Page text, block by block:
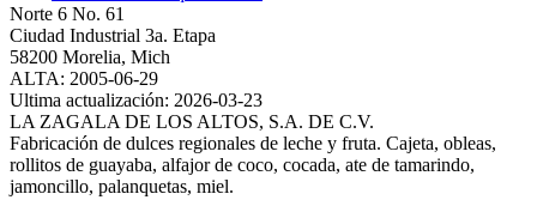
Norte 6 No. 61
Ciudad Industrial 3a. Etapa
58200 Morelia, Mich
ALTA: 2005-06-29
Ultima actualización: 2026-03-23
LA ZAGALA DE LOS ALTOS, S.A. DE C.V.
Fabricación de dulces regionales de leche y fruta. Cajeta, obleas,
rollitos de guayaba, alfajor de coco, cocada, ate de tamarindo,
jamoncillo, palanquetas, miel.